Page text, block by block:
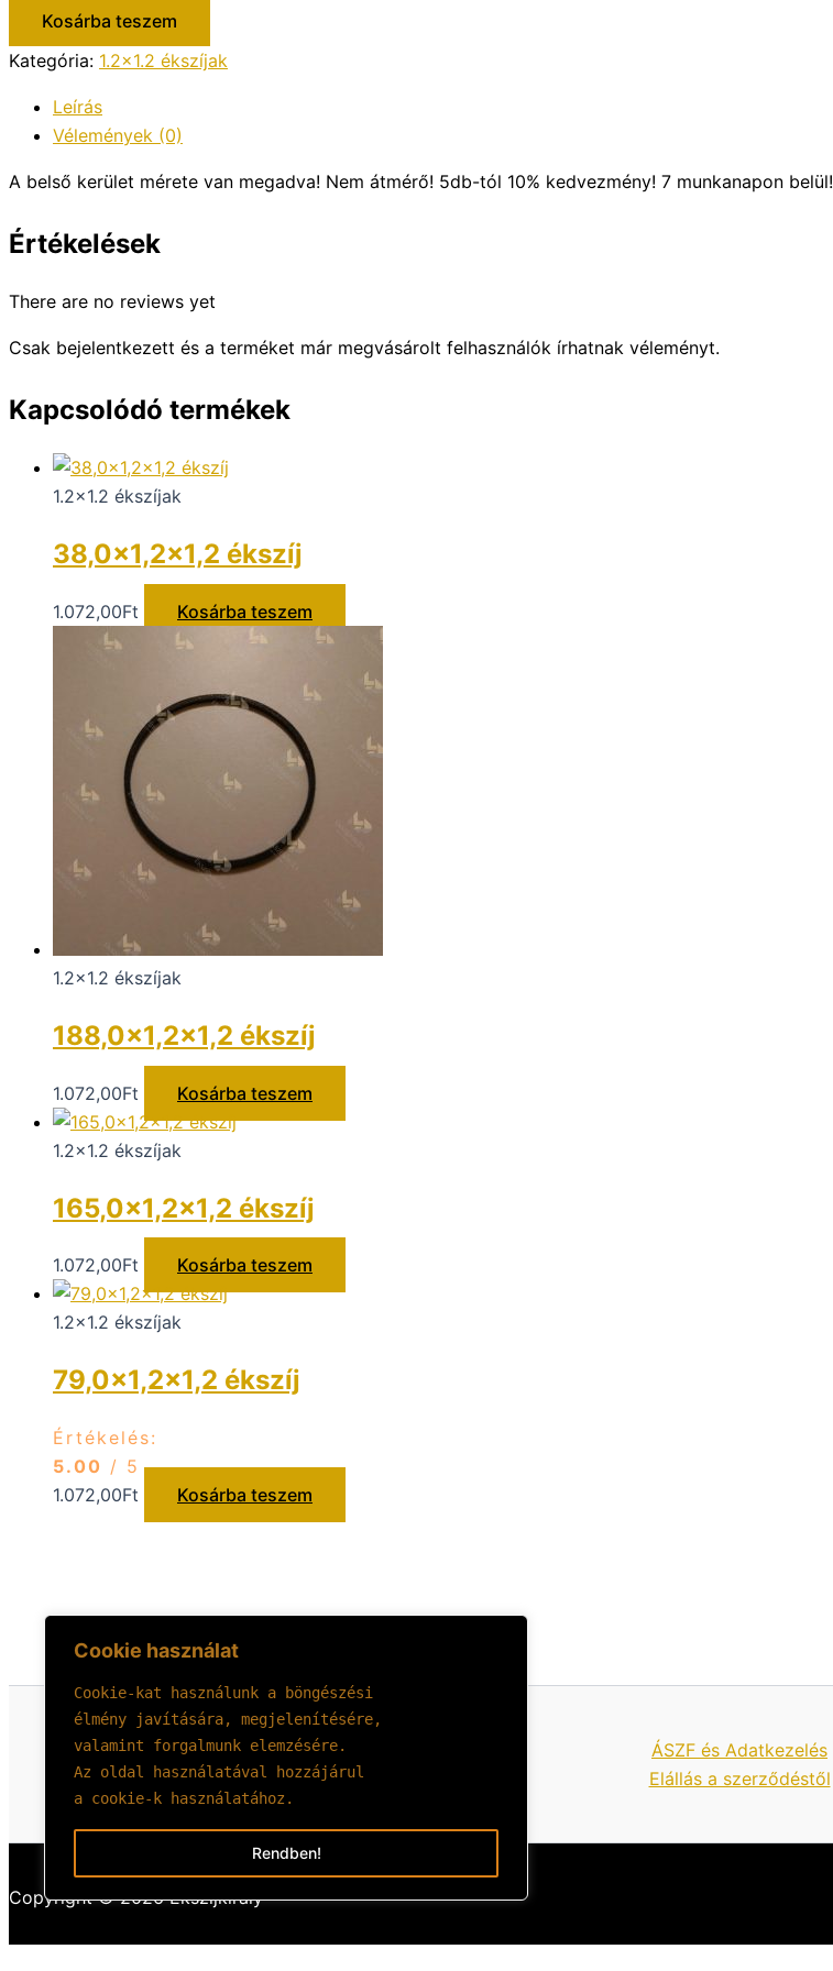
Cookie használat
Cookie-kat használunk a böngészési
élmény javítására, megjelenítésére,
valamint forgalmunk elemzésére.
Az oldal használatával hozzájárul
a cookie-k használatához.
Rendben!
Kosárba teszem
Kategória: 1.2x1.2 ékszíjak
Leírás
Vélemények (0)
A belső kerület mérete van megadva! Nem átmérő! 5db-tól 10% kedvezmény! 7 munkanapon belül!
Értékelések
There are no reviews yet
Csak bejelentkezett és a terméket már megvásárolt felhasználók írhatnak véleményt.
Kapcsolódó termékek
1.2x1.2 ékszíjak
38,0×1,2×1,2 ékszíj
1.072,00Ft Kosárba teszem
1.2x1.2 ékszíjak
188,0×1,2×1,2 ékszíj
1.072,00Ft Kosárba teszem
1.2x1.2 ékszíjak
165,0×1,2×1,2 ékszíj
1.072,00Ft Kosárba teszem
1.2x1.2 ékszíjak
79,0×1,2×1,2 ékszíj
Értékelés:
5.00 / 5
1.072,00Ft Kosárba teszem
ÁSZF és Adatkezelés
Elállás a szerződéstől
Copyright © 2026 Ékszíjkirály